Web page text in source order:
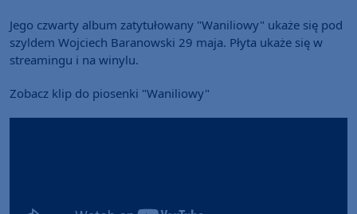
Jego czwarty album zatytułowany "Waniliowy" ukaże się pod
szyldem Wojciech Baranowski 29 maja. Płyta ukaże się w
streamingu i na winylu.
Zobacz klip do piosenki "Waniliowy"